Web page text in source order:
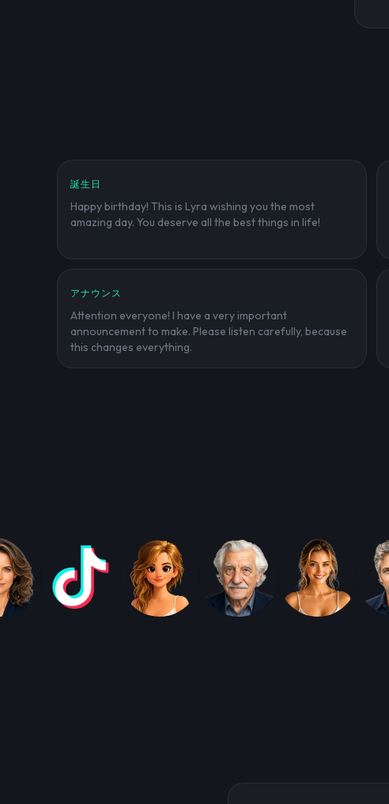
誕生日
Happy birthday! This is Lyra wishing you the most
amazing day. You deserve all the best things in life!
アナウンス
Attention everyone! I have a very important
announcement to make. Please listen carefully, because
this changes everything.